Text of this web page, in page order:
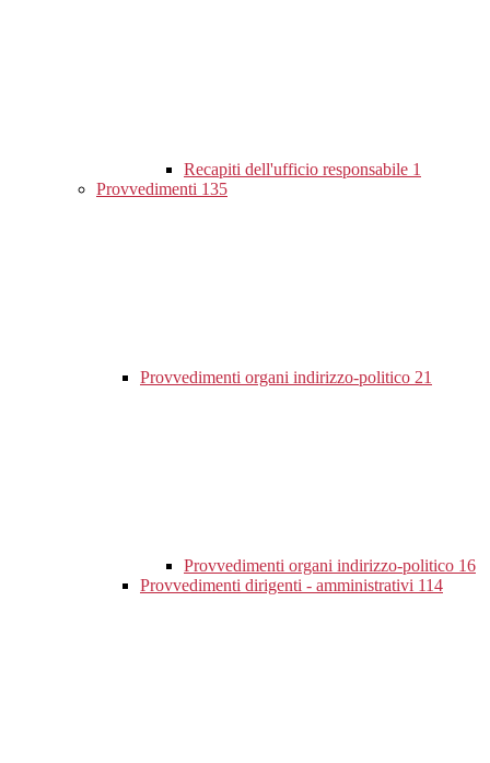
Recapiti dell'ufficio responsabile 1
Provvedimenti 135
Provvedimenti organi indirizzo-politico 21
Provvedimenti organi indirizzo-politico 16
Provvedimenti dirigenti - amministrativi 114